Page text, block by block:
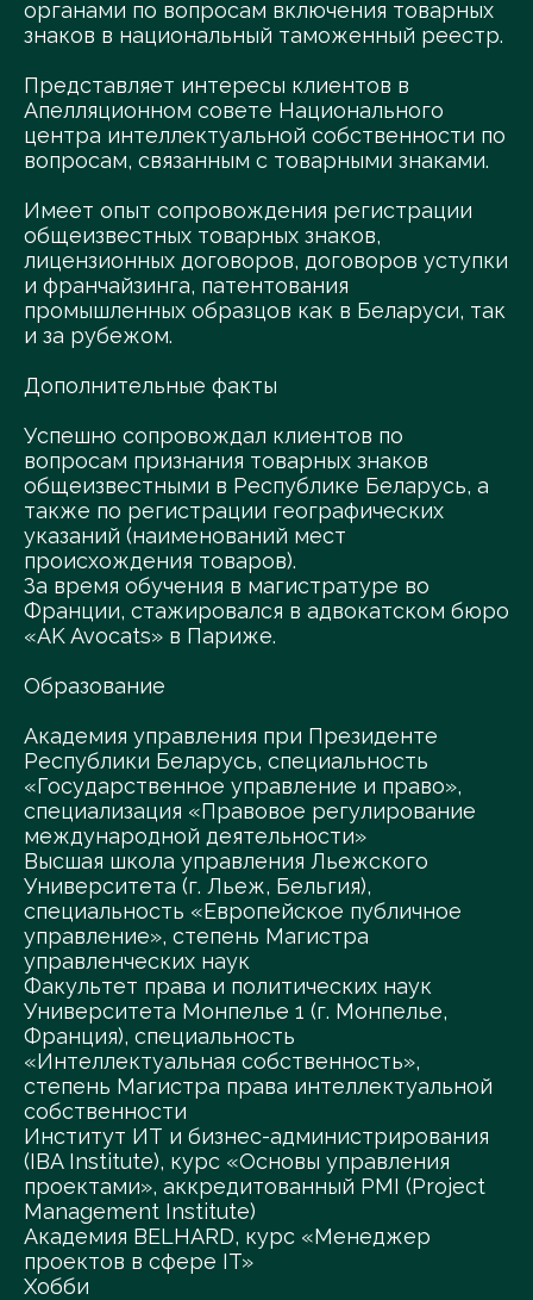
органами по вопросам включения товарных
знаков в национальный таможенный реестр.
Представляет интересы клиентов в
Апелляционном совете Национального
центра интеллектуальной собственности по
вопросам, связанным с товарными знаками.
Имеет опыт сопровождения регистрации
общеизвестных товарных знаков,
лицензионных договоров, договоров уступки
и франчайзинга, патентования
промышленных образцов как в Беларуси, так
и за рубежом.
Дополнительные факты
Успешно сопровождал клиентов по
вопросам признания товарных знаков
общеизвестными в Республике Беларусь, а
также по регистрации географических
указаний (наименований мест
происхождения товаров).
За время обучения в магистратуре во
Франции, стажировался в адвокатском бюро
«AK Avocats» в Париже.
Образование
Академия управления при Президенте
Республики Беларусь, специальность
«Государственное управление и право»,
специализация «Правовое регулирование
международной деятельности»
Высшая школа управления Льежского
Университета (г. Льеж, Бельгия),
специальность «Европейское публичное
управление», степень Магистра
управленческих наук
Факультет права и политических наук
Университета Монпелье 1 (г. Монпелье,
Франция), специальность
«Интеллектуальная собственность»,
степень Магистра права интеллектуальной
собственности
Институт ИТ и бизнес-администрирования
(IBA Institute), курс «Основы управления
проектами», аккредитованный PMI (Project
Management Institute)
Академия BELHARD, курс «Менеджер
проектов в сфере IT»
Хобби